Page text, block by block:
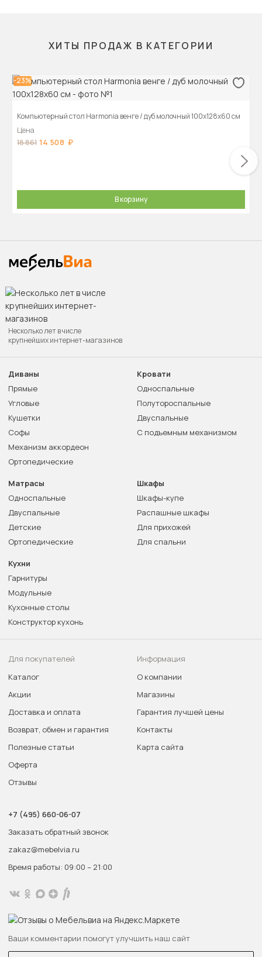
ХИТЫ ПРОДАЖ В КАТЕГОРИИ
-23%
Компьютерный стол Harmonia венге / дуб молочный 100х128х60 см
Цена
18 861 14 508
В корзину
Несколько лет в числе
крупнейших интернет-магазинов
Диваны
Прямые
Угловые
Кушетки
Софы
Механизм аккордеон
Ортопедические
Кровати
Односпальные
Полутороспальные
Двуспальные
С подъемным механизмом
Матрасы
Односпальные
Двуспальные
Детские
Ортопедические
Шкафы
Шкафы-купе
Распашные шкафы
Для прихожей
Для спальни
Кухни
Гарнитуры
Модульные
Кухонные столы
Конструктор кухонь
Для покупателей
Каталог
Акции
Доставка и оплата
Возврат, обмен и гарантия
Полезные статьи
Оферта
Отзывы
Информация
О компании
Магазины
Гарантия лучшей цены
Контакты
Карта сайта
+7 (495) 660-06-07
Заказать обратный звонок
zakaz@mebelvia.ru
Время работы: 09:00 – 21:00
Ваши комментарии помогут улучшить наш сайт